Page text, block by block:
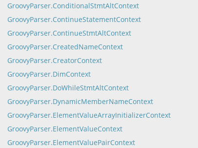
GroovyParser.ConditionalStmtAltContext
GroovyParser.ContinueStatementContext
GroovyParser.ContinueStmtAltContext
GroovyParser.CreatedNameContext
GroovyParser.CreatorContext
GroovyParser.DimContext
GroovyParser.DoWhileStmtAltContext
GroovyParser.DynamicMemberNameContext
GroovyParser.ElementValueArrayInitializerContext
GroovyParser.ElementValueContext
GroovyParser.ElementValuePairContext